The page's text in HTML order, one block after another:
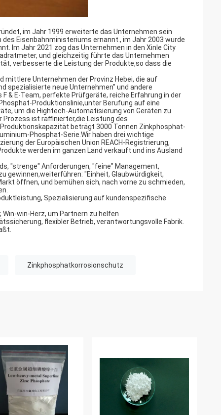
im Jahr 1999 erweiterte das Unternehmen sein
Eisenbahnministeriums ernannt., im Jahr 2003 wurde
Im Jahr 2021 zog das Unternehmen in den Xinle City
und gleichzeitig führte das Unternehmen
verbesserte die Leistung der Produkte,so dass die
mittlere Unternehmen der Provinz Hebei, die auf
spezialisierte neue Unternehmen" und andere
& E-Team, perfekte Prüfgeräte, reiche Erfahrung in der
Produktionslinie,unter Berufung auf eine
um die Hightech-Automatisierung von Geräten zu
ist raffinierter,die Leistung des
beträgt 3000 Tonnen Zinkphosphat-
Phosphat-Serie.Wir haben drei wichtige
der Europäischen Union REACH-Registrierung,
werden im ganzen Land verkauft und ins Ausland
"strenge" Anforderungen, "feine" Management,
gewinnen,weiterführen: "Einheit, Glaubwürdigkeit,
öffnen, und bemühen sich, nach vorne zu schmieden,
Spezialisierung auf kundenspezifische
win-Herz, um Partnern zu helfen
flexibler Betrieb, verantwortungsvolle Fabrik.
Zinkphosphatkorrosionschutz